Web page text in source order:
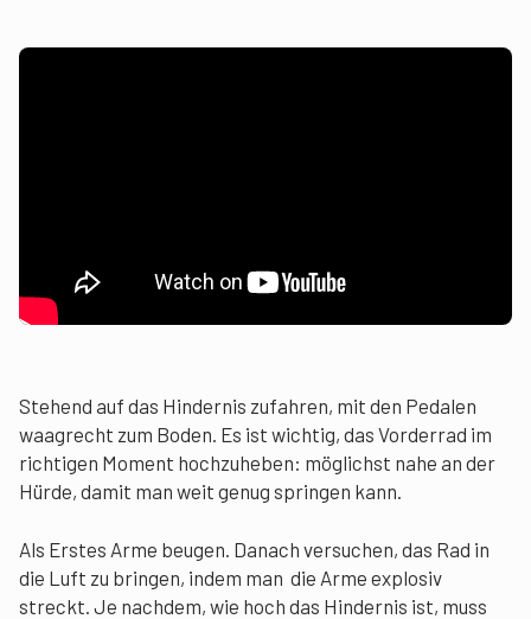
Stehend auf das Hindernis zufahren, mit den Pedalen
waagrecht zum Boden. Es ist wichtig, das Vorderrad im
richtigen Moment hochzuheben: möglichst nahe an der
Hürde, damit man weit genug springen kann.
Als Erstes Arme beugen. Danach versuchen, das Rad in
die Luft zu bringen, indem man die Arme explosiv
streckt. Je nachdem, wie hoch das Hindernis ist, muss